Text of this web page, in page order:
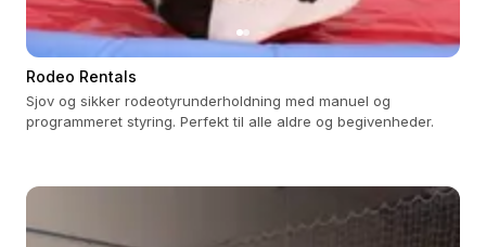
Rodeo Rentals
Sjov og sikker rodeotyrunderholdning med manuel og
programmeret styring. Perfekt til alle aldre og begivenheder.